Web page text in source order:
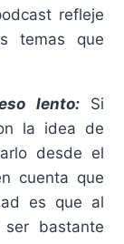
refleje
temas que
lento: Si
la idea de
desde el
cuenta que
es que al
ser bastante